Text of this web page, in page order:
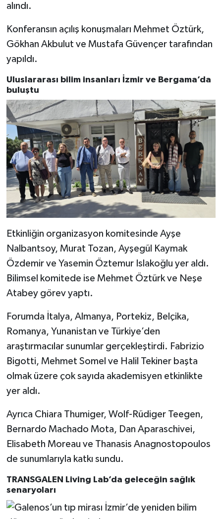
alındı.
Konferansın açılış konuşmaları Mehmet Öztürk,
Gökhan Akbulut ve Mustafa Güvençer tarafından
yapıldı.
Uluslararası bilim insanları İzmir ve Bergama’da
buluştu
Etkinliğin organizasyon komitesinde Ayşe
Nalbantsoy, Murat Tozan, Ayşegül Kaymak
Özdemir ve Yasemin Öztemur Islakoğlu yer aldı.
Bilimsel komitede ise Mehmet Öztürk ve Neşe
Atabey görev yaptı.
Forumda İtalya, Almanya, Portekiz, Belçika,
Romanya, Yunanistan ve Türkiye’den
araştırmacılar sunumlar gerçekleştirdi. Fabrizio
Bigotti, Mehmet Somel ve Halil Tekiner başta
olmak üzere çok sayıda akademisyen etkinlikte
yer aldı.
Ayrıca Chiara Thumiger, Wolf-Rüdiger Teegen,
Bernardo Machado Mota, Dan Aparaschivei,
Elisabeth Moreau ve Thanasis Anagnostopoulos
de sunumlarıyla katkı sundu.
TRANSGALEN Living Lab’da geleceğin sağlık
senaryoları